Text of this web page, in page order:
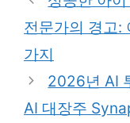
전문가의 경고:
가지
2026년 AI
AI 대장주